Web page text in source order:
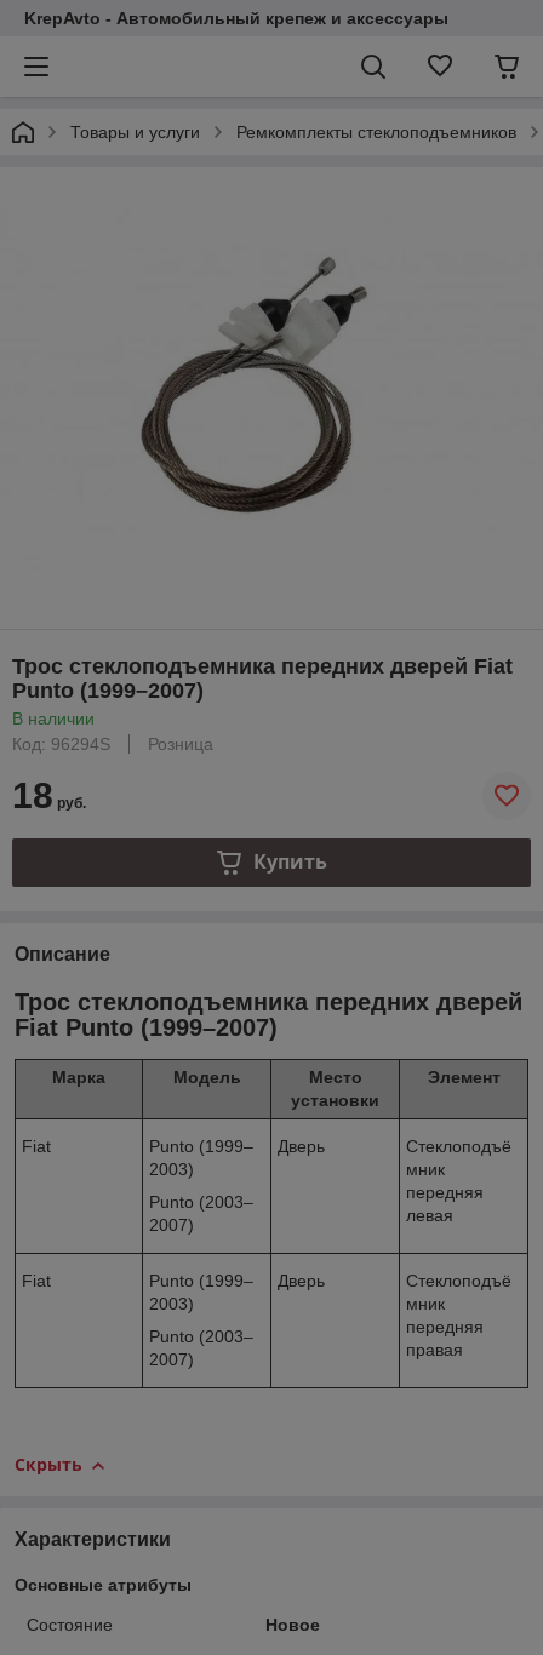
KrepAvto - Автомобильный крепеж и аксессуары
Товары и услуги Ремкомплекты стеклоподъемников
Трос стеклоподъемника передних дверей Fiat
Punto (1999–2007)
В наличии
Код: 96294S
Розница
18 руб.
Купить
Описание
Трос стеклоподъемника передних дверей
Fiat Punto (1999–2007)
Марка Модель
Место
установки
Элемент
Fiat
Punto (1999–
2003)
Punto (2003–
2007)
Дверь
Стеклоподъё
мник
передняя
левая
Fiat
Punto (1999–
2003)
Punto (2003–
2007)
Дверь
Стеклоподъё
мник
передняя
правая
Скрыть
Характеристики
Основные атрибуты
Состояние Новое